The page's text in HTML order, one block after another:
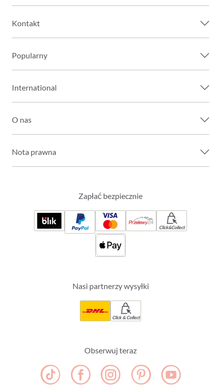
Kontakt
Popularny
International
O nas
Nota prawna
Zapłać bezpiecznie
Click&Collect
Nasi partnerzy wysyłki
Click & Collect
Obserwuj teraz